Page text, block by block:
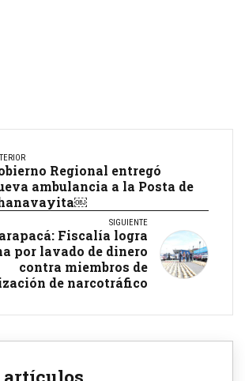
Regional entregó
ambulancia a la Posta de
SIGUIENTE
Fiscalía logra
por lavado de dinero
contra miembros de
de narcotráfico